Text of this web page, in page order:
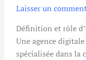
Laisser un
Définition et rôle
Une agence
spécialisée dans la